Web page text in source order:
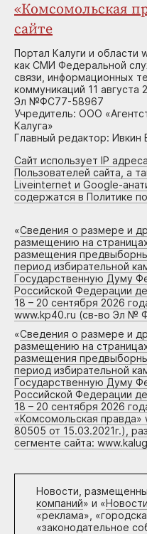
«Комсомольская
сайте
Портал Калуги и области
как СМИ Федеральной
связи, информационных
коммуникаций 11 августа
Эл №ФС77-58967
Учредитель: ООО
Калуга»
Главный редактор: Ивкин
Сайт использует IP
Пользователей сайта, а
Liveinternet и Google-
содержатся в Политике
«Сведения о размере и
размещению на
размещения
период избирательной
Государственную Думу
Российской Федерации
18 – 20 сентября 2026
www.kp40.ru (св-во Эл №
«Сведения о размере и
размещению на
размещения
период избирательной
Государственную Думу
Российской Федерации
18 – 20 сентября 2026
«Комсомольская
80505 от 15.03.2021г.),
сегменте сайта:
Новости,
компаний» и «
«реклама»,
«законодательное